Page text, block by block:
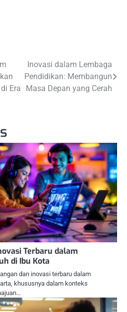
Era
Inovasi dalam Lembaga
Pendidikan: Membangun
Masa Depan yang Cerah
Terbaru dalam
di Ibu Kota
dan inovasi terbaru dalam
khususnya dalam konteks